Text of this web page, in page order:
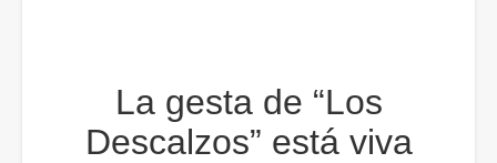
La gesta de “Los
Descalzos” está viva